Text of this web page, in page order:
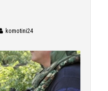
komotini24